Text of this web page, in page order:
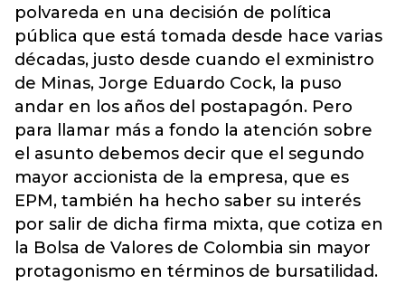
polvareda en una decisión de política
pública que está tomada desde hace varias
décadas, justo desde cuando el exministro
de Minas, Jorge Eduardo Cock, la puso
andar en los años del postapagón. Pero
para llamar más a fondo la atención sobre
el asunto debemos decir que el segundo
mayor accionista de la empresa, que es
EPM, también ha hecho saber su interés
por salir de dicha firma mixta, que cotiza en
la Bolsa de Valores de Colombia sin mayor
protagonismo en términos de bursatilidad.